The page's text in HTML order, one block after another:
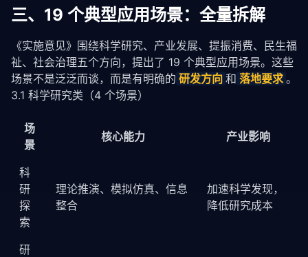
三、19 个典型应用场景：全量拆解
《实施意见》围绕科学研究、产业发展、提振消费、民生福
祉、社会治理五个方向，提出了 19 个典型应用场景。这些
场景不是泛泛而谈，而是有明确的 研发方向 和 落地要求 。
3.1 科学研究类（4 个场景）
场
景
核心能力 产业影响
科
研
探
索
理论推演、模拟仿真、信息
整合
加速科学发现，
降低研究成本
研